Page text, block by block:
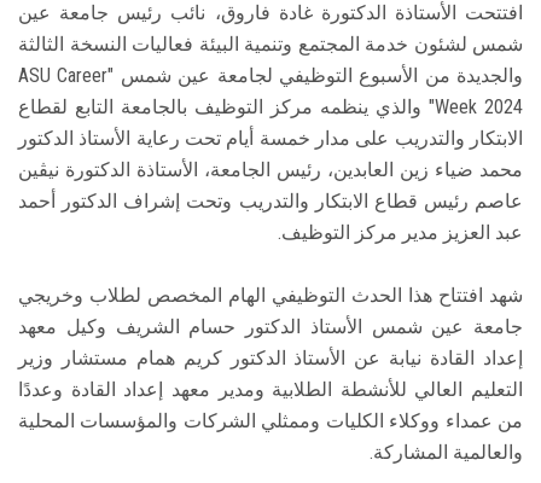
سجل الان
افتتحت الأستاذة الدكتورة غادة فاروق، نائب رئيس جامعة عين
شمس لشئون خدمة المجتمع وتنمية البيئة فعاليات النسخة الثالثة
والجديدة من الأسبوع التوظيفي لجامعة عين شمس "ASU Career
Week 2024" والذي ينظمه مركز التوظيف بالجامعة التابع لقطاع
الابتكار والتدريب على مدار خمسة أيام تحت رعاية الأستاذ الدكتور
محمد ضياء زين العابدين، رئيس الجامعة، الأستاذة الدكتورة نيڤين
عاصم رئيس قطاع الابتكار والتدريب وتحت إشراف الدكتور أحمد
عبد العزيز مدير مركز التوظيف.
شهد افتتاح هذا الحدث التوظيفي الهام المخصص لطلاب وخريجي
جامعة عين شمس الأستاذ الدكتور حسام الشريف وكيل معهد
إعداد القادة نيابة عن الأستاذ الدكتور كريم همام مستشار وزير
التعليم العالي للأنشطة الطلابية ومدير معهد إعداد القادة وعددًا
من عمداء ووكلاء الكليات وممثلي الشركات والمؤسسات المحلية
والعالمية المشاركة.